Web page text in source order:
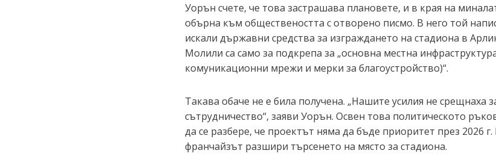
Уорън счете, че това застрашава плановете, и в края на
обърна към обществеността с отворено писмо. В него той
искали държавни средства за изграждането на стадиона в
Молили са само за подкрепа за „основна местна
комуникационни мрежи и мерки за благоустройство)“.
Такава обаче не е била получена. „Нашите усилия не срещнаха
сътрудничество“, заяви Уорън. Освен това политическото
да се разбере, че проектът няма да бъде приоритет през 2026
франчайзът разшири търсенето на място за стадиона.